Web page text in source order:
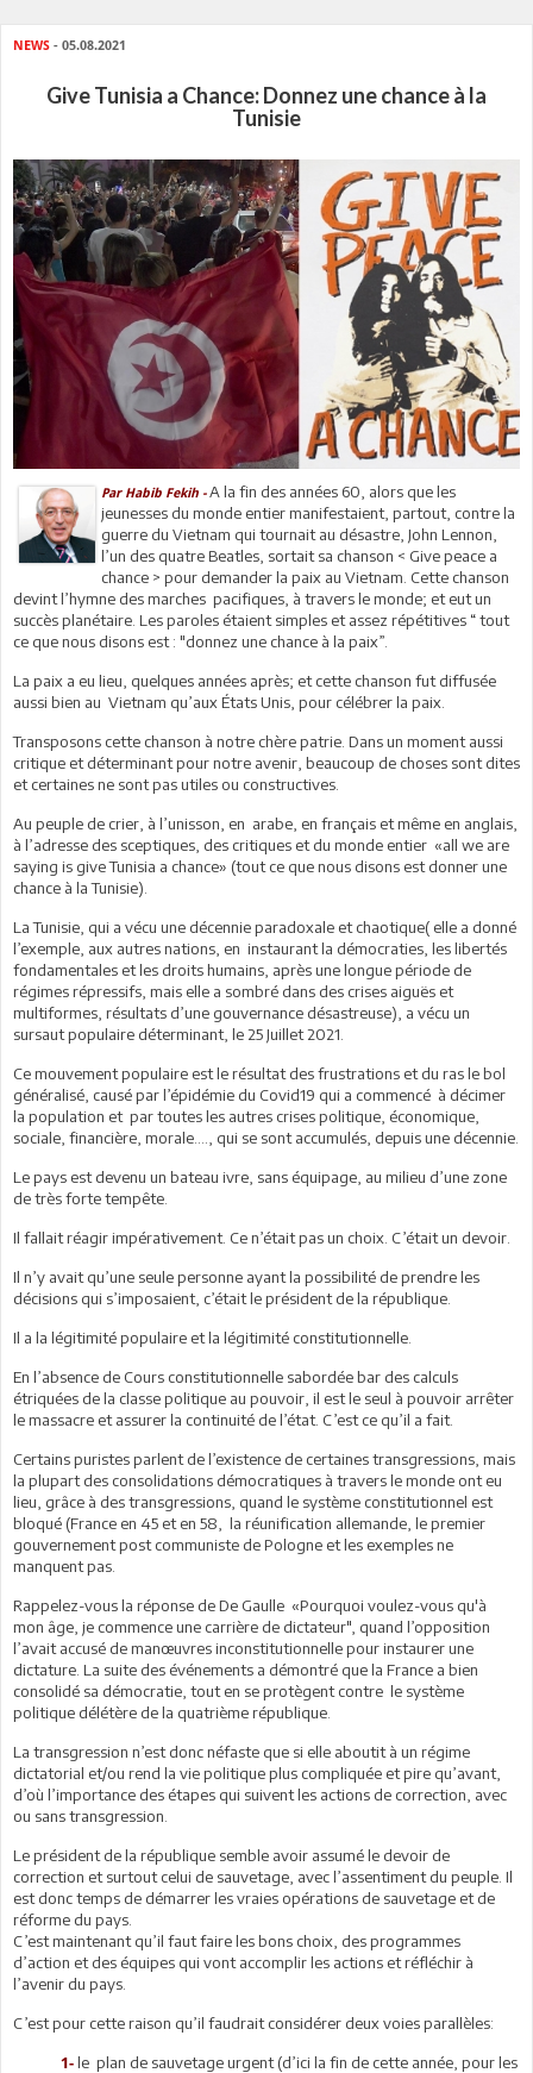
NEWS - 05.08.2021
Give Tunisia a Chance: Donnez une chance à la
Tunisie
Par Habib Fekih -A la fin des années 60, alors que les
jeunesses du monde entier manifestaient, partout, contre la
guerre du Vietnam qui tournait au désastre, John Lennon,
l’un des quatre Beatles, sortait sa chanson < Give peace a
chance > pour demander la paix au Vietnam. Cette chanson
devint l’hymne des marches pacifiques, à travers le monde; et eut un
succès planétaire. Les paroles étaient simples et assez répétitives “ tout
ce que nous disons est : "donnez une chance à la paix”.
La paix a eu lieu, quelques années après; et cette chanson fut diffusée
aussi bien au Vietnam qu’aux États Unis, pour célébrer la paix.
Transposons cette chanson à notre chère patrie. Dans un moment aussi
critique et déterminant pour notre avenir, beaucoup de choses sont dites
et certaines ne sont pas utiles ou constructives.
Au peuple de crier, à l’unisson, en arabe, en français et même en anglais,
à l’adresse des sceptiques, des critiques et du monde entier «all we are
saying is give Tunisia a chance» (tout ce que nous disons est donner une
chance à la Tunisie).
La Tunisie, qui a vécu une décennie paradoxale et chaotique( elle a donné
l’exemple, aux autres nations, en instaurant la démocraties, les libertés
fondamentales et les droits humains, après une longue période de
régimes répressifs, mais elle a sombré dans des crises aiguës et
multiformes, résultats d’une gouvernance désastreuse), a vécu un
sursaut populaire déterminant, le 25 Juillet 2021.
Ce mouvement populaire est le résultat des frustrations et du ras le bol
généralisé, causé par l’épidémie du Covid19 qui a commencé à décimer
la population et par toutes les autres crises politique, économique,
sociale, financière, morale…., qui se sont accumulés, depuis une décennie.
Le pays est devenu un bateau ivre, sans équipage, au milieu d’une zone
de très forte tempête.
Il fallait réagir impérativement. Ce n’était pas un choix. C’était un devoir.
Il n’y avait qu’une seule personne ayant la possibilité de prendre les
décisions qui s’imposaient, c’était le président de la république.
Il a la légitimité populaire et la légitimité constitutionnelle.
En l’absence de Cours constitutionnelle sabordée bar des calculs
étriquées de la classe politique au pouvoir, il est le seul à pouvoir arrêter
le massacre et assurer la continuité de l’état. C’est ce qu’il a fait.
Certains puristes parlent de l’existence de certaines transgressions, mais
la plupart des consolidations démocratiques à travers le monde ont eu
lieu, grâce à des transgressions, quand le système constitutionnel est
bloqué (France en 45 et en 58, la réunification allemande, le premier
gouvernement post communiste de Pologne et les exemples ne
manquent pas.
Rappelez-vous la réponse de De Gaulle «Pourquoi voulez-vous qu'à
mon âge, je commence une carrière de dictateur", quand l’opposition
l’avait accusé de manœuvres inconstitutionnelle pour instaurer une
dictature. La suite des événements a démontré que la France a bien
consolidé sa démocratie, tout en se protègent contre le système
politique délétère de la quatrième république.
La transgression n’est donc néfaste que si elle aboutit à un régime
dictatorial et/ou rend la vie politique plus compliquée et pire qu’avant,
d’où l’importance des étapes qui suivent les actions de correction, avec
ou sans transgression.
Le président de la république semble avoir assumé le devoir de
correction et surtout celui de sauvetage, avec l’assentiment du peuple. Il
est donc temps de démarrer les vraies opérations de sauvetage et de
réforme du pays.
C’est maintenant qu’il faut faire les bons choix, des programmes
d’action et des équipes qui vont accomplir les actions et réfléchir à
l’avenir du pays.
C’est pour cette raison qu’il faudrait considérer deux voies parallèles:
1- le plan de sauvetage urgent (d’ici la fin de cette année, pour les